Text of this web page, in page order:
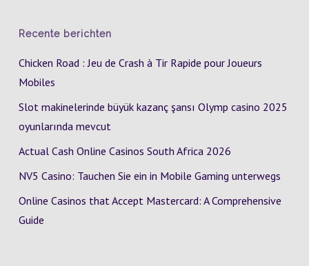
Recente berichten
Chicken Road : Jeu de Crash à Tir Rapide pour Joueurs
Mobiles
Slot makinelerinde büyük kazanç şansı Olymp casino 2025
oyunlarında mevcut
Actual Cash Online Casinos South Africa 2026
NV5 Casino: Tauchen Sie ein in Mobile Gaming unterwegs
Online Casinos that Accept Mastercard: A Comprehensive
Guide